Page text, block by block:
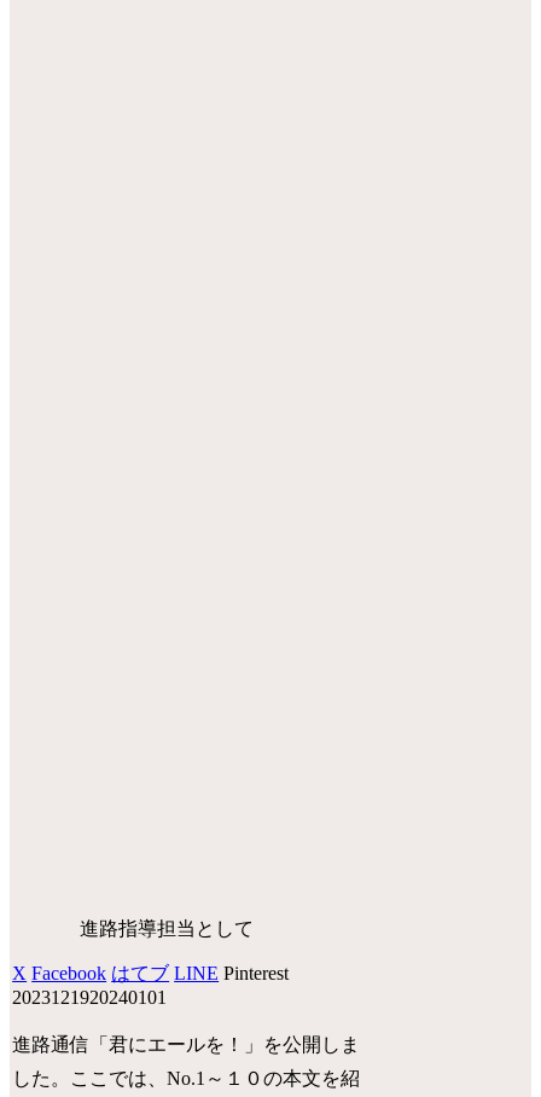
進路指導担当として
X Facebook はてブ LINE Pinterest
2023121920240101
進路通信「君にエールを！」を公開しま
した。ここでは、No.1～１０の本文を紹